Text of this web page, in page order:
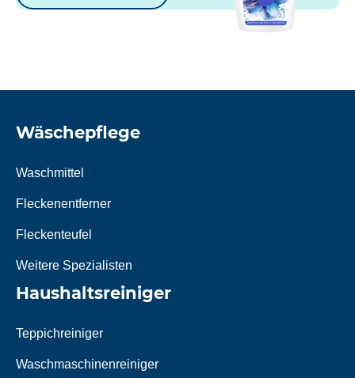
Wäschepflege
Waschmittel
Fleckenentferner
Fleckenteufel
Weitere Spezialisten
Haushaltsreiniger
Teppichreiniger
Waschmaschinenreiniger